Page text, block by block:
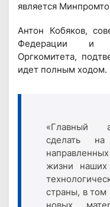
является
Антон Кобяков,
Федерации и
Оргкомитета,
идет полным ходом.
«Главный
сделать на
жизни
страны, в том